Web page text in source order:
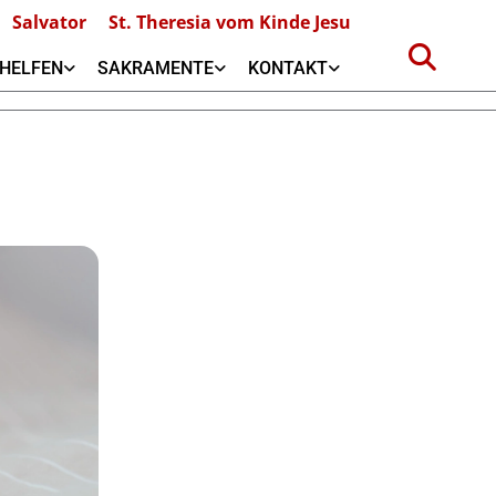
Salvator St. Theresia vom Kinde Jesu
SAKRAMENTE KONTAKT